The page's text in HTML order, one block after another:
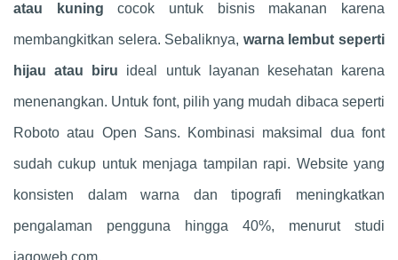
atau kuning cocok untuk bisnis makanan karena
membangkitkan selera. Sebaliknya, warna lembut seperti
hijau atau biru ideal untuk layanan kesehatan karena
menenangkan. Untuk font, pilih yang mudah dibaca seperti
Roboto atau Open Sans. Kombinasi maksimal dua font
sudah cukup untuk menjaga tampilan rapi. Website yang
konsisten dalam warna dan tipografi meningkatkan
pengalaman pengguna hingga 40%, menurut studi
jagoweb.com.